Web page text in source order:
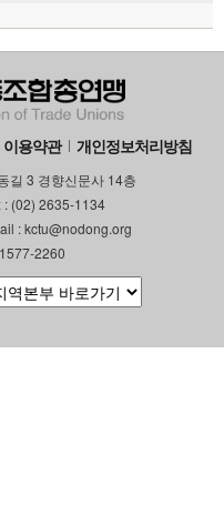
이용약관 개인정보처리방침
길 3 경향신문사 14층
: (02) 2635-1134
: kctu@nodong.org
2260